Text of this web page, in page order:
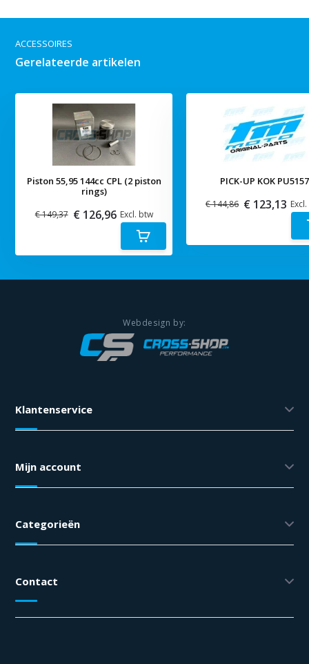
ACCESSOIRES
Gerelateerde artikelen
Piston 55,95 144cc CPL (2 piston
rings)
€ 149,37 € 126,96 Excl. btw
PICK-UP KOK PU5157
€ 144,86 € 123,13
Klantenservice
Mijn account
Categorieën
Contact